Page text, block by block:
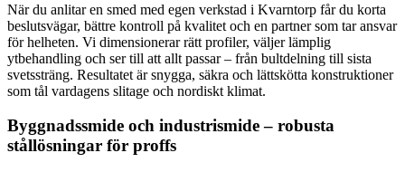
När du anlitar en smed med egen verkstad i Kvarntorp får du korta
beslutsvägar, bättre kontroll på kvalitet och en partner som tar ansvar
för helheten. Vi dimensionerar rätt profiler, väljer lämplig
ytbehandling och ser till att allt passar – från bultdelning till sista
svetssträng. Resultatet är snygga, säkra och lättskötta konstruktioner
som tål vardagens slitage och nordiskt klimat.
Byggnadssmide och industrismide – robusta
stållösningar för proffs